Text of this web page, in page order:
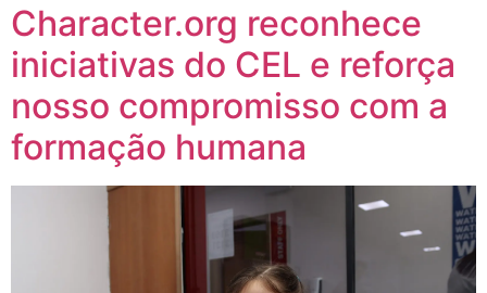
Character.org reconhece
iniciativas do CEL e reforça
nosso compromisso com a
formação humana